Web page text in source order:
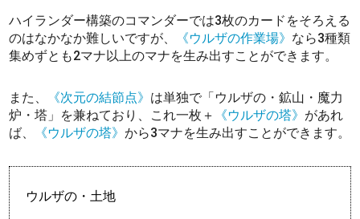
ハイランダー構築のコマンダーでは3枚のカードをそろえる
のはなかなか難しいですが、
《ウルザの作業場》 なら3種類
集めずとも2マナ以上のマナを生み出すことができます。
また、 《次元の結節点》 は単独で「ウルザの・鉱山・魔力
炉・塔」を兼ねており、これ一枚＋
《ウルザの塔》 があれ
ば、
《ウルザの塔》から3マナを生み出すことができます。
ウルザの・土地